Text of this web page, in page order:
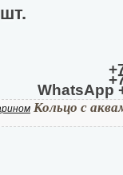
WhatsApp
Кольцо с